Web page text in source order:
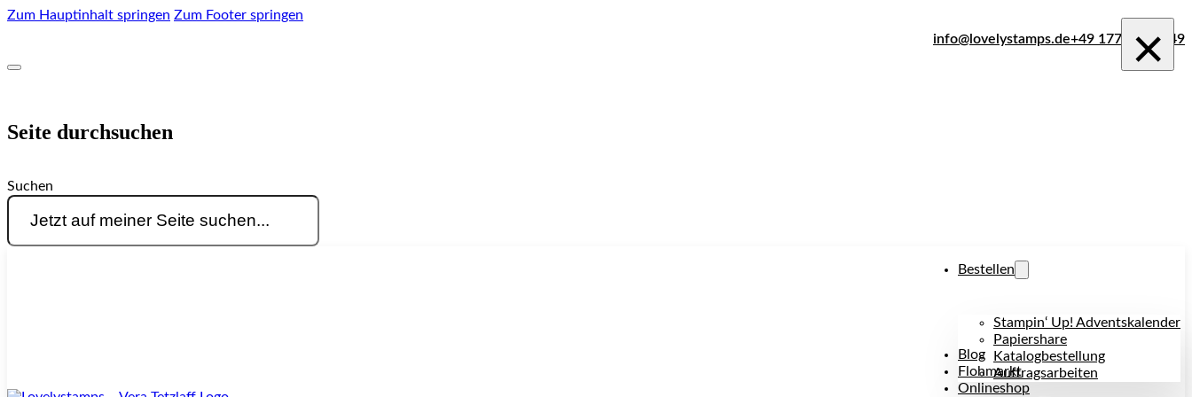
Zum Hauptinhalt springen Zum Footer springen
info@lovelystamps.de+49 177 242 1849
Seite durchsuchen
Suchen
×
Bestellen
Stampin‘ Up! Adventskalender
Papiershare
Katalogbestellung
Auftragsarbeiten
Blog
Flohmarkt
Onlineshop